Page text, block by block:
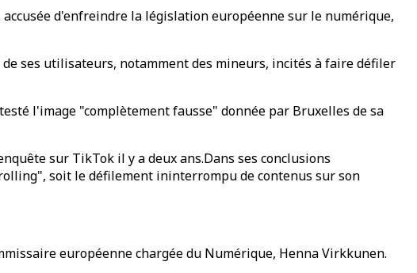
d'enfreindre la législation européenne sur le numérique,
ses utilisateurs, notamment des mineurs, incités à faire défiler
l'image "complètement fausse" donnée par Bruxelles de sa
sur TikTok il y a deux ans.Dans ses conclusions
soit le défilement ininterrompu de contenus sur son
européenne chargée du Numérique, Henna Virkkunen.